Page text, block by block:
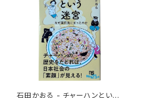
石田かおる - チャーハンという